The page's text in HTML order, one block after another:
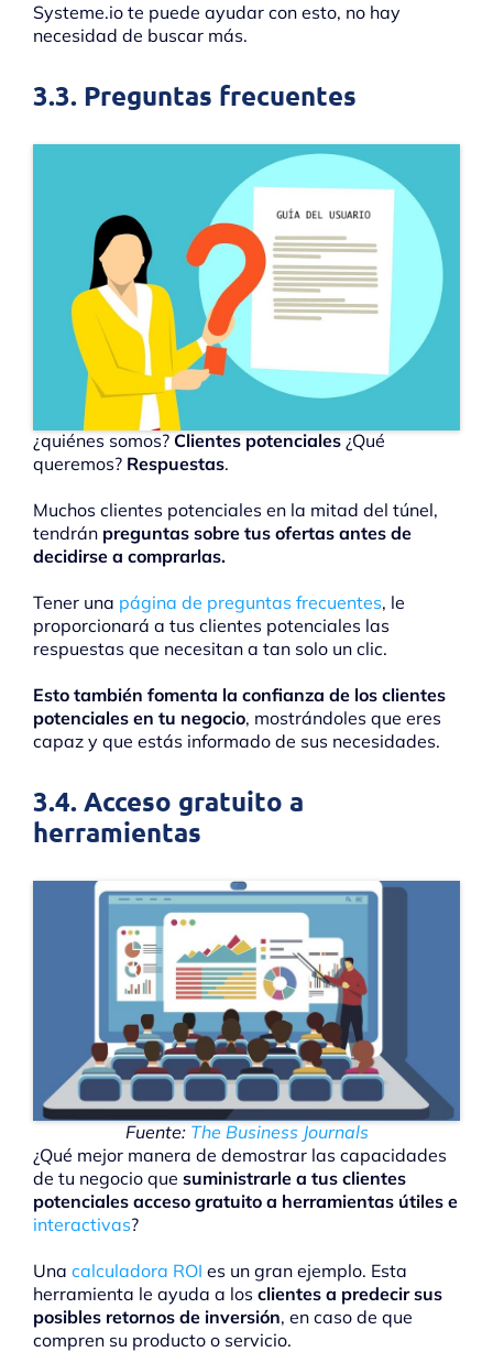
Systeme.io te puede ayudar con esto, no hay
necesidad de buscar más.
3.3. Preguntas frecuentes
¿quiénes somos? Clientes potenciales ¿Qué
queremos? Respuestas.
Muchos clientes potenciales en la mitad del túnel,
tendrán preguntas sobre tus ofertas antes de
decidirse a comprarlas.
Tener una página de preguntas frecuentes, le
proporcionará a tus clientes potenciales las
respuestas que necesitan a tan solo un clic.
Esto también fomenta la confianza de los clientes
potenciales en tu negocio, mostrándoles que eres
capaz y que estás informado de sus necesidades.
3.4. Acceso gratuito a
herramientas
Fuente: The Business Journals
¿Qué mejor manera de demostrar las capacidades
de tu negocio que suministrarle a tus clientes
potenciales acceso gratuito a herramientas útiles e
interactivas?
Una calculadora ROI es un gran ejemplo. Esta
herramienta le ayuda a los clientes a predecir sus
posibles retornos de inversión, en caso de que
compren su producto o servicio.